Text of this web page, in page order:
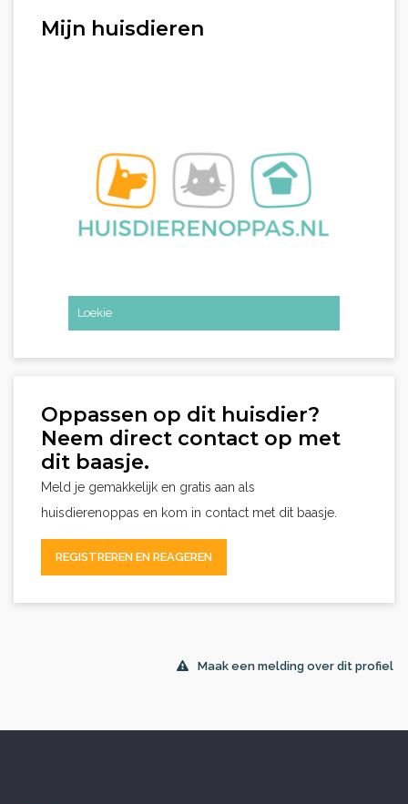
Mijn huisdieren
Loekie
Oppassen op dit huisdier?
Neem direct contact op met
dit baasje.
Meld je gemakkelijk en gratis aan als
huisdierenoppas en kom in contact met dit baasje.
REGISTREREN EN REAGEREN
Maak een melding over dit profiel